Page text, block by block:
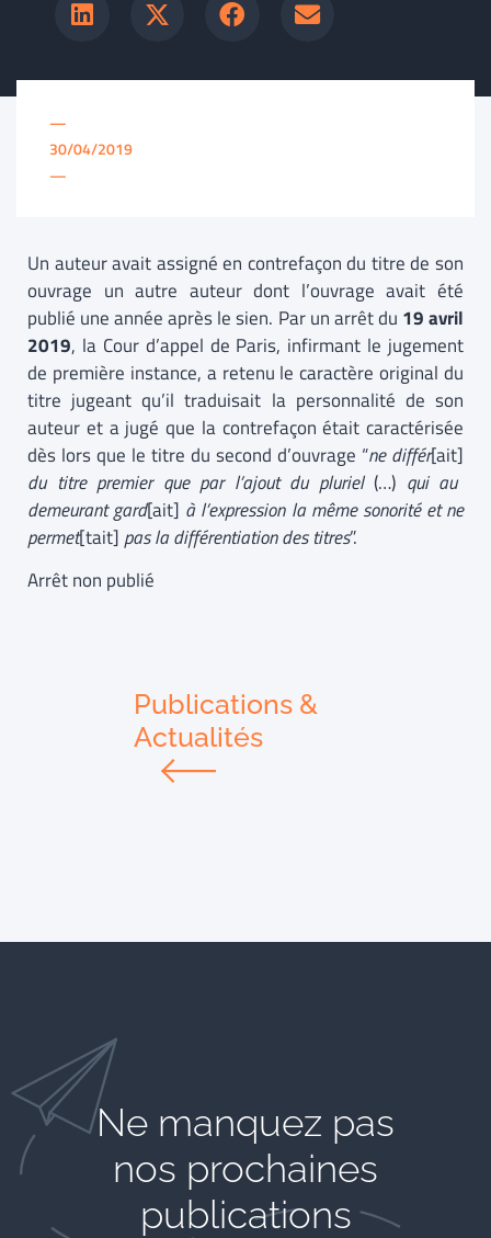
—
30/04/2019
—
Un auteur avait assigné en contrefaçon du titre de son
ouvrage un autre auteur dont l’ouvrage avait été
publié une année après le sien. Par un arrêt du 19 avril
2019, la Cour d’appel de Paris, infirmant le jugement
de première instance, a retenu le caractère original du
titre jugeant qu’il traduisait la personnalité de son
auteur et a jugé que la contrefaçon était caractérisée
dès lors que le titre du second d’ouvrage “ne différ[ait]
du titre premier que par l’ajout du pluriel (…) qui au
demeurant gard[ait] à l’expression la même sonorité et ne
permet[tait] pas la différentiation des titres”.
Arrêt non publié
Publications &
Actualités
Ne manquez pas
nos prochaines
publications